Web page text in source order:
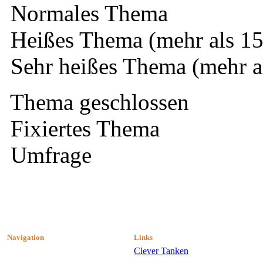
Normales Thema
Heißes Thema (mehr als
Sehr heißes Thema (mehr
Thema geschlossen
Fixiertes Thema
Umfrage
Navigation Links
Clever Tanken